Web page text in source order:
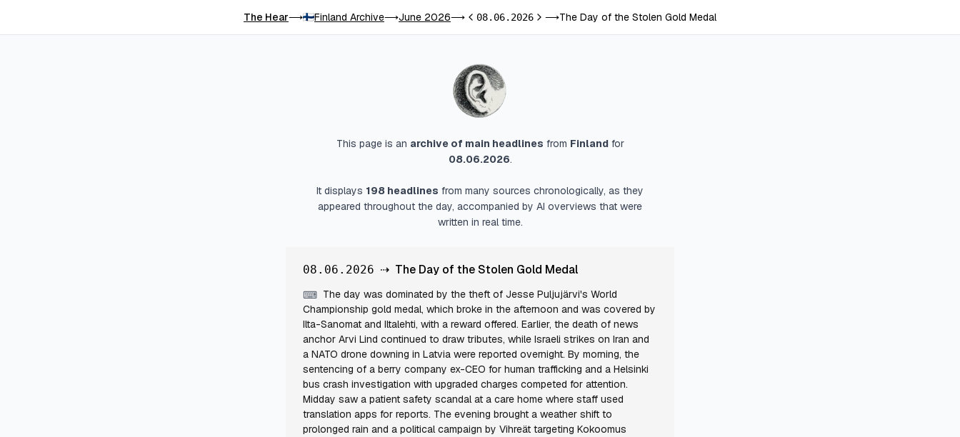
The Hear⟶ Finland Archive⟶June 2026⟶Previous day
08.06.2026Next day
⟶The Day of the Stolen Gold Medal
This page is an archive of main headlines from Finlandfor
08.06.2026.
It displays 198 headlines from many sources chronologically, as they
appeared throughout the day, accompanied by AI overviews that were
written in real time.
08.06.2026 ⇢ The Day of the Stolen Gold Medal
⌨ The day was dominated by the theft of Jesse Puljujärvi's World
Championship gold medal, which broke in the afternoon and was covered by
Ilta-Sanomat and Iltalehti, with a reward offered. Earlier, the death of news
anchor Arvi Lind continued to draw tributes, while Israeli strikes on Iran and
a NATO drone downing in Latvia were reported overnight. By morning, the
sentencing of a berry company ex-CEO for human trafficking and a Helsinki
bus crash investigation with upgraded charges competed for attention.
Midday saw a patient safety scandal at a care home where staff used
translation apps for reports. The evening brought a weather shift to
prolonged rain and a political campaign by Vihreät targeting Kokoomus